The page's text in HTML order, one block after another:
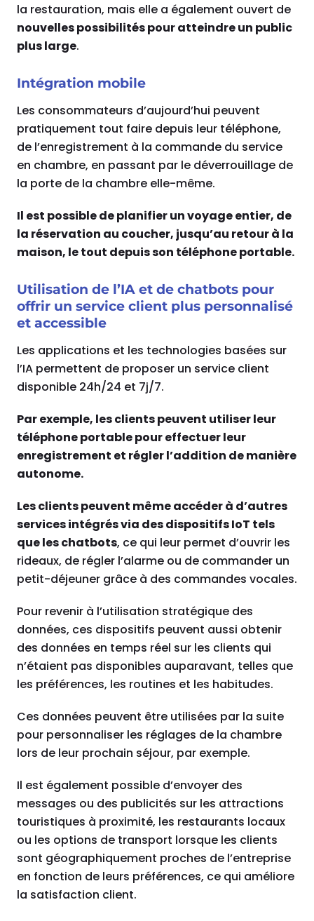
la restauration, mais elle a également ouvert de
nouvelles possibilités pour atteindre un public
plus large.
Intégration mobile
Les consommateurs d’aujourd’hui peuvent
pratiquement tout faire depuis leur téléphone,
de l’enregistrement à la commande du service
en chambre, en passant par le déverrouillage de
la porte de la chambre elle-même.
Il est possible de planifier un voyage entier, de
la réservation au coucher, jusqu’au retour à la
maison, le tout depuis son téléphone portable.
Utilisation de l’IA et de chatbots pour
offrir un service client plus personnalisé
et accessible
Les applications et les technologies basées sur
l’IA permettent de proposer un service client
disponible 24h/24 et 7j/7.
Par exemple, les clients peuvent utiliser leur
téléphone portable pour effectuer leur
enregistrement et régler l’addition de manière
autonome.
Les clients peuvent même accéder à d’autres
services intégrés via des dispositifs IoT tels
que les chatbots, ce qui leur permet d’ouvrir les
rideaux, de régler l’alarme ou de commander un
petit-déjeuner grâce à des commandes vocales.
Pour revenir à l’utilisation stratégique des
données, ces dispositifs peuvent aussi obtenir
des données en temps réel sur les clients qui
n’étaient pas disponibles auparavant, telles que
les préférences, les routines et les habitudes.
Ces données peuvent être utilisées par la suite
pour personnaliser les réglages de la chambre
lors de leur prochain séjour, par exemple.
Il est également possible d’envoyer des
messages ou des publicités sur les attractions
touristiques à proximité, les restaurants locaux
ou les options de transport lorsque les clients
sont géographiquement proches de l’entreprise
en fonction de leurs préférences, ce qui améliore
la satisfaction client.